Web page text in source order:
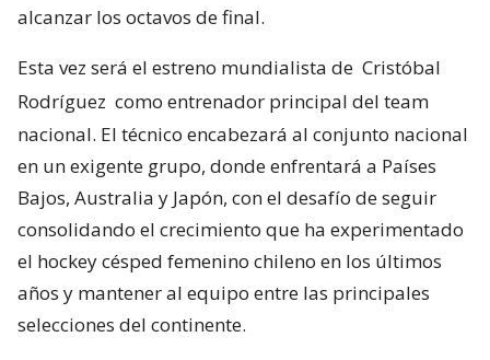
alcanzar los octavos de final.
Esta vez será el estreno mundialista de Cristóbal
Rodríguez como entrenador principal del team
nacional. El técnico encabezará al conjunto nacional
en un exigente grupo, donde enfrentará a Países
Bajos, Australia y Japón, con el desafío de seguir
consolidando el crecimiento que ha experimentado
el hockey césped femenino chileno en los últimos
años y mantener al equipo entre las principales
selecciones del continente.